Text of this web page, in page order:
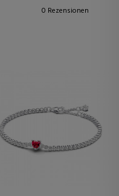
0 Rezensionen